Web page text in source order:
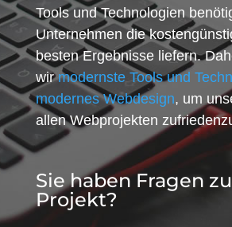
Tools und Technologien
Unternehmen die
besten Ergebnisse liefern.
wirmodernste Tools und
modernes Webdesign, um
allen Webprojekten
Sie haben Fragen
Projekt?